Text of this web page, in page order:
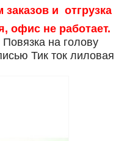
и отгрузка
офис не работает.
Повязка на голову
Тик ток лиловая